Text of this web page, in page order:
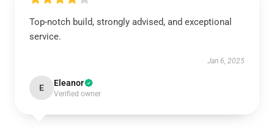
Top-notch build, strongly advised, and exceptional
service.
Jan 6, 2025
E Eleanor
Verified owner